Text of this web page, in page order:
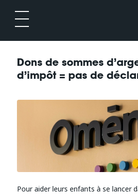
Dons de sommes
d’impôt = pas de
Pour aider leurs enfants à se lancer